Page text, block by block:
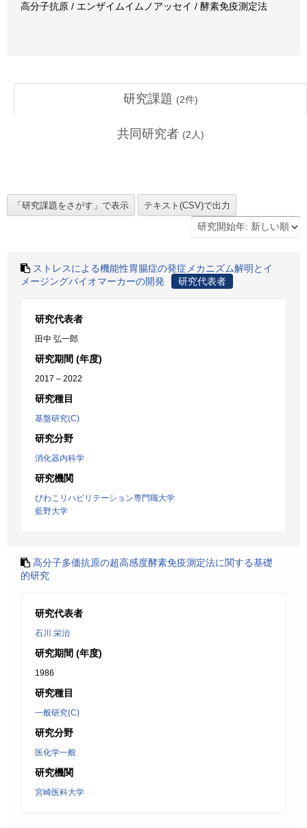
高分子抗原 / エンザイムイムノアッセイ / 酵素免疫測定法
研究課題 (2件)
共同研究者 (2 人)
ストレスによる機能性胃腸症の発症メカニズム解明とイ
メージングバイオマーカーの開発
研究代表者
研究代表者
田中 弘一郎
研究期間 (年度)
2017 – 2022
研究種目
基盤研究(C)
研究分野
消化器内科学
研究機関
びわこリハビリテーション専門職大学
藍野大学
高分子多価抗原の超高感度酵素免疫測定法に関する基礎
的研究
研究代表者
石川 栄治
研究期間 (年度)
1986
研究種目
一般研究(C)
研究分野
医化学一般
研究機関
宮崎医科大学